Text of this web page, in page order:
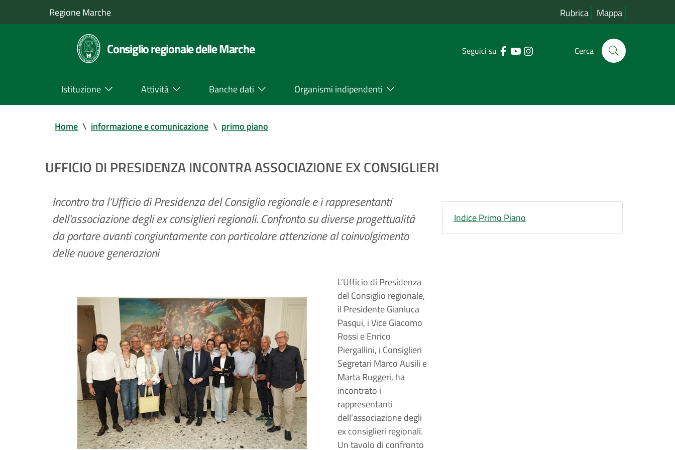
Regione Marche Rubrica Mappa
Consiglio regionale delle Marche Seguici su Cerca
Istituzione Attività Banche dati Organismi indipendenti
Home \ informazione e comunicazione \ primo piano
UFFICIO DI PRESIDENZA INCONTRA ASSOCIAZIONE EX CONSIGLIERI
Incontro tra l’Ufficio di Presidenza del Consiglio regionale e i rappresentanti
dell’associazione degli ex consiglieri regionali. Confronto su diverse progettualità
da portare avanti congiuntamente con particolare attenzione al coinvolgimento
delle nuove generazioni
L’Ufficio di Presidenza
del Consiglio regionale,
il Presidente Gianluca
Pasqui, i Vice Giacomo
Rossi e Enrico
Piergallini, i Consiglieri
Segretari Marco Ausili e
Marta Ruggeri, ha
incontrato i
rappresentanti
dell’associazione degli
ex consiglieri regionali.
Un tavolo di confronto
Indice Primo Piano